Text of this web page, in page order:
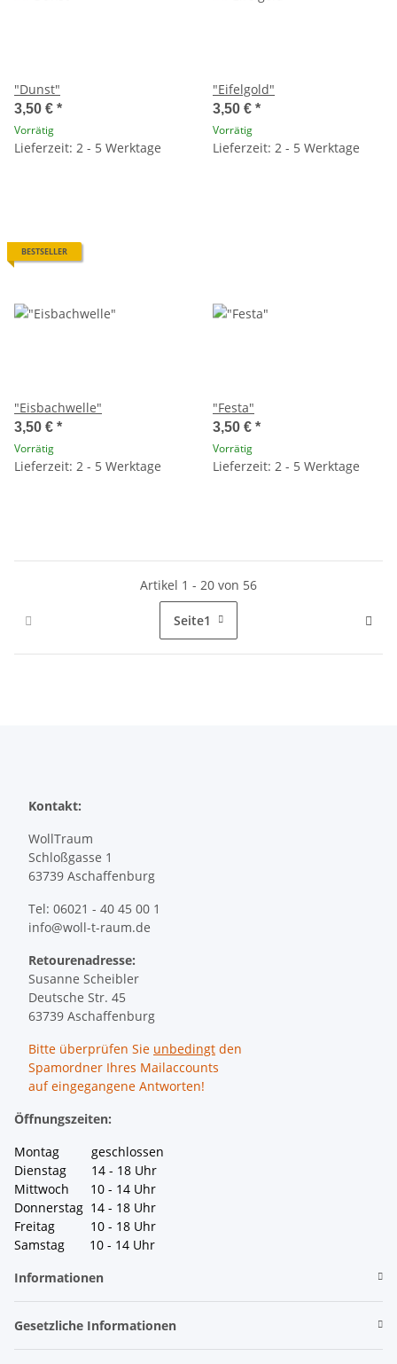
"Dunst"
3,50 € *
Vorrätig
Lieferzeit: 2 - 5 Werktage
"Eifelgold"
3,50 € *
Vorrätig
Lieferzeit: 2 - 5 Werktage
BESTSELLER
"Eisbachwelle"
3,50 € *
Vorrätig
Lieferzeit: 2 - 5 Werktage
"Festa"
3,50 € *
Vorrätig
Lieferzeit: 2 - 5 Werktage
Artikel 1 - 20 von 56
Seite1
Kontakt:
WollTraum
Schloßgasse 1
63739 Aschaffenburg
Tel: 06021 - 40 45 00 1
info@woll-t-raum.de
Retourenadresse:
Susanne Scheibler
Deutsche Str. 45
63739 Aschaffenburg
Bitte überprüfen Sie unbedingt den
Spamordner Ihres Mailaccounts
auf eingegangene Antworten!
Öffnungszeiten:
Montag geschlossen
Dienstag 14 - 18 Uhr
Mittwoch 10 - 14 Uhr
Donnerstag 14 - 18 Uhr
Freitag 10 - 18 Uhr
Samstag 10 - 14 Uhr
Informationen
Gesetzliche Informationen